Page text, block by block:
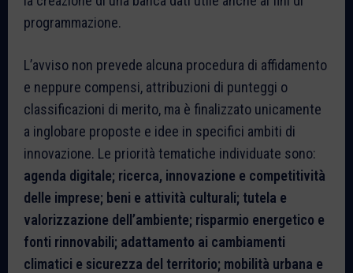
programmazione.
L’avviso non prevede alcuna procedura di affidamento
e neppure compensi, attribuzioni di punteggi o
classificazioni di merito, ma è finalizzato unicamente
a inglobare proposte e idee in specifici ambiti di
innovazione. Le priorità tematiche individuate sono:
agenda digitale; ricerca, innovazione e competitività
delle imprese; beni e attività culturali; tutela e
valorizzazione dell’ambiente; risparmio energetico e
fonti rinnovabili; adattamento ai cambiamenti
climatici e sicurezza del territorio; mobilità urbana e